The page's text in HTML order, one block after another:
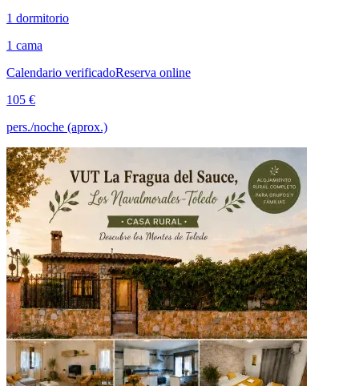
1 dormitorio
1 cama
Calendario verificadoReserva online
105 €
pers./noche (aprox.)